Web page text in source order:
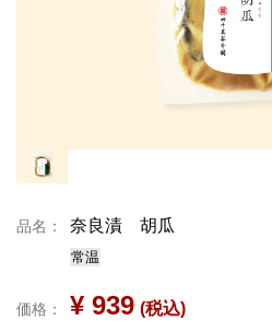
品名： 奈良漬 胡瓜
常温
価格： ¥ 939 (税込)